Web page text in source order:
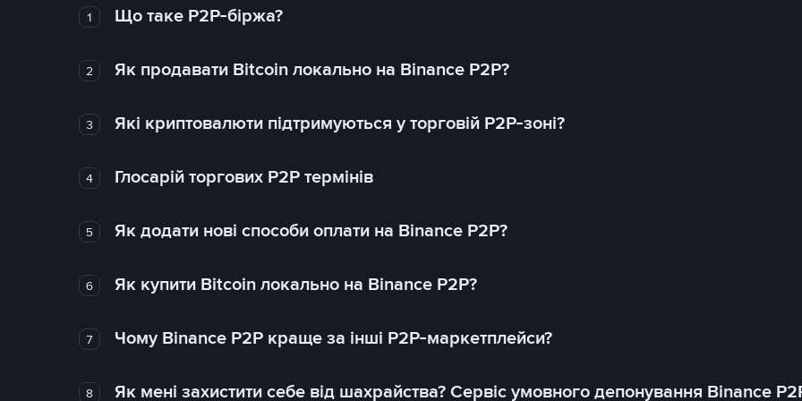
1 Що таке P2P-біржа?
2 Як продавати Bitcoin локально на Binance P2P?
3 Які криптовалюти підтримуються у торговій P2P-зоні?
4 Глосарій торгових P2P термінів
5 Як додати нові способи оплати на Binance P2P?
6 Як купити Bitcoin локально на Binance P2P?
7 Чому Binance P2P краще за інші P2P-маркетплейси?
8 Як мені захистити себе від шахрайства? Сервіс умовного депонування Binance